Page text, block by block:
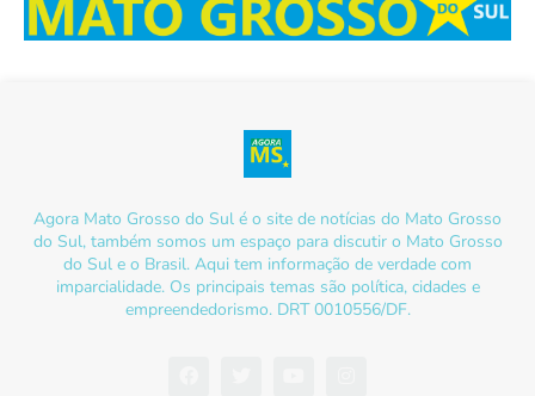
Agora Mato Grosso do Sul é o site de notícias do Mato Grosso
do Sul, também somos um espaço para discutir o Mato Grosso
do Sul e o Brasil. Aqui tem informação de verdade com
imparcialidade. Os principais temas são política, cidades e
empreendedorismo. DRT 0010556/DF.